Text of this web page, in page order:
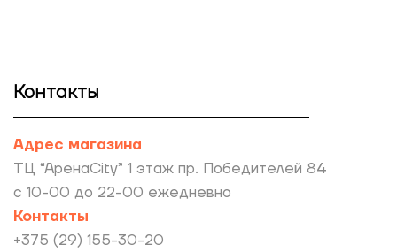
Контакты
Адрес магазина
ТЦ “АренаCity” 1 этаж пр. Победителей 84
с 10-00 до 22-00 ежедневно
Контакты
+375 (29) 155-30-20